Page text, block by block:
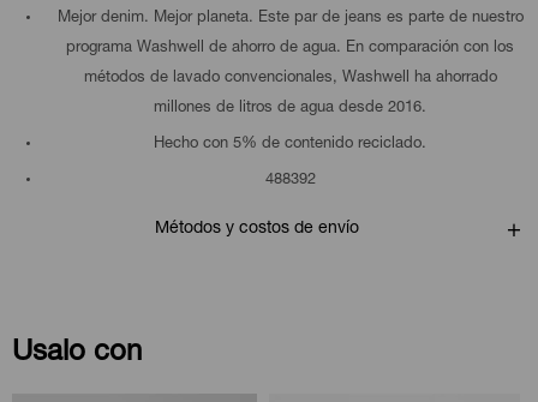
Mejor denim. Mejor planeta. Este par de jeans es parte de nuestro
programa Washwell de ahorro de agua. En comparación con los
métodos de lavado convencionales, Washwell ha ahorrado
millones de litros de agua desde 2016.
Hecho con 5% de contenido reciclado.
488392
Métodos y costos de envío
Usalo con